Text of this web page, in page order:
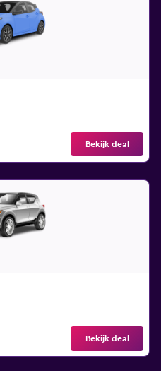
Bekijk deal
Bekijk deal